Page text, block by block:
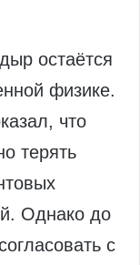
остаётся
физике.
что
терять
Однако до
с